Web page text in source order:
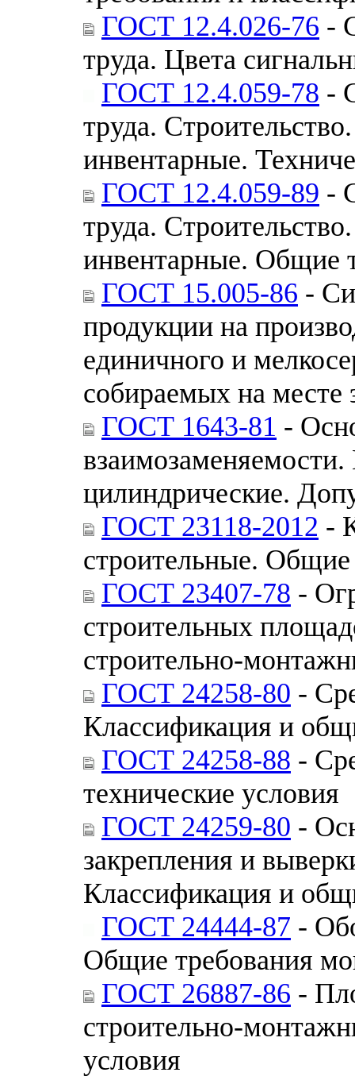
ГОСТ 12.4.026-76 -
труда. Цвета
ГОСТ 12.4.059-78 -
труда.
инвентарные.
ГОСТ 12.4.059-89 -
труда.
инвентарные. Общие
ГОСТ 15.005-86 -
продукции на
единичного и
собираемых на месте
ГОСТ 1643-81 -
цилиндрические.
ГОСТ 23118-2012 -
строительные. Общие
ГОСТ 23407-78 -
строительных
строительно-
ГОСТ 24258-80 -
Классификация и
ГОСТ 24258-88 -
технические условия
ГОСТ 24259-80 -
закрепления и
Классификация и
ГОСТ 24444-87 -
Общие требования
ГОСТ 26887-86 -
строительно-
условия